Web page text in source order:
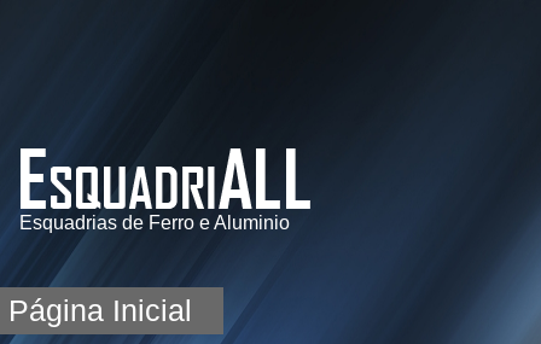
Esquadrias de Ferro e Aluminio
Página Inicial